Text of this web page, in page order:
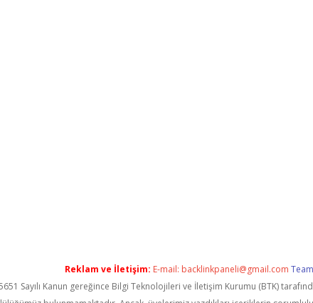
Reklam ve İletişim: E-mail: backlinkpaneli@gmail.com
Sayılı Kanun gereğince Bilgi Teknolojileri ve İletişim Kurumu (BTK)